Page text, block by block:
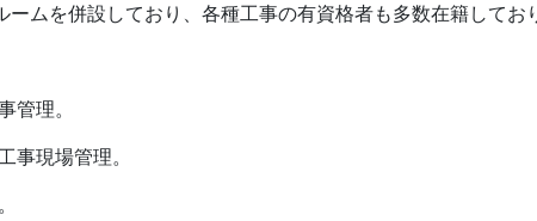
ームを併設しており、各種工事の有資格者も多数在籍してお
管理。
事現場管理。